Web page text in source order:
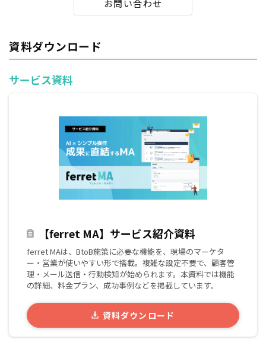
お問い合わせ
資料ダウンロード
サービス資料
【ferret MA】サービス紹介資料
ferret MAは、BtoB施策に必要な機能を、現場のマーケタ
ー・営業が使いやすい形で搭載。複雑な設定不要で、顧客管
理・メール送信・行動検知が始められます。本資料では機能
の詳細、料金プラン、成功事例などを掲載しています。
資料ダウンロード